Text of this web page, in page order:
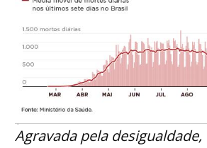
Agravada pela desigualdade,